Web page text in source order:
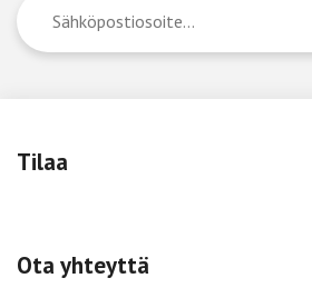
Tilaa
Ota yhteyttä